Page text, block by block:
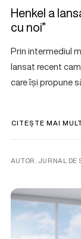
Henkel a
cu noi”
Prin intermediul
lansat recent
care își propune
CITEȘTE MAI MULT
AUTOR. JURNAL